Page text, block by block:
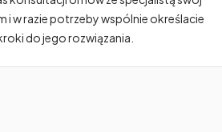
i w razie potrzeby wspólnie określacie
do jego rozwiązania.